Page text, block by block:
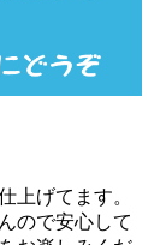
上げてます。
ので安心して